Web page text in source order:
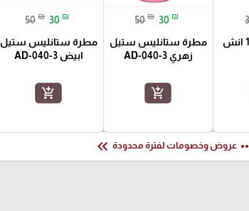
شنط ابتدائي 14 انش
50 ₪ 30 ₪
مطرة ستانليس ستيل
زهري AD-040-3
add_shopping_cart
50 ₪ 30 ₪
مطرة ستانليس ستيل
ابيض AD-040-3
add_shopping_cart
عروض وخصومات لفترة محدودة keyboard_double_arrow_left